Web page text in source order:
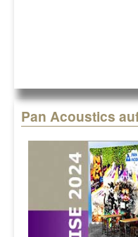
Pan Acoustics